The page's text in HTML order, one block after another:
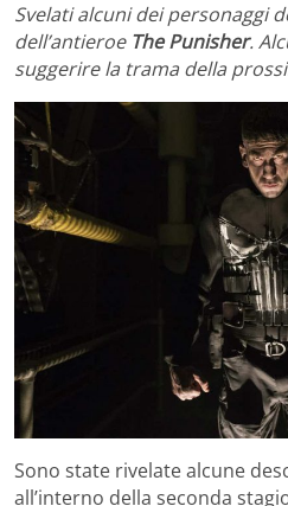
Svelati alcuni dei personaggi
dell’antieroe The Punisher.
suggerire la trama della
Sono state rivelate alcune
all’interno della seconda